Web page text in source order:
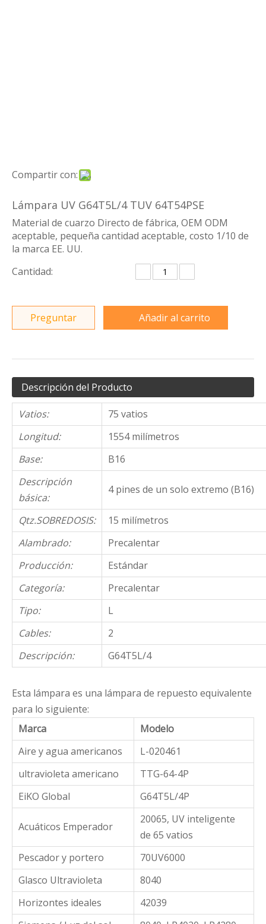
Compartir con:
Lámpara UV G64T5L/4 TUV 64T54PSE
Material de cuarzo Directo de fábrica, OEM ODM
aceptable, pequeña cantidad aceptable, costo 1/10 de
la marca EE. UU.
Cantidad:
Preguntar Añadir al carrito
Descripción del Producto
Vatios:
75 vatios
Longitud:
1554 milímetros
Base:
B16
Descripción
básica:
4 pines de un solo extremo (B16)
Qtz.SOBREDOSIS:
15 milímetros
Alambrado:
Precalentar
Producción:
Estándar
Categoría:
Precalentar
Tipo:
L
Cables:
2
Descripción:
G64T5L/4
Esta lámpara es una lámpara de repuesto equivalente
para lo siguiente:
Marca
Modelo
Aire y agua americanos
L-020461
ultravioleta americano
TTG-64-4P
EiKO Global
G64T5L/4P
Acuáticos Emperador
20065, UV inteligente
de 65 vatios
Pescador y portero
70UV6000
Glasco Ultravioleta
8040
Horizontes ideales
42039